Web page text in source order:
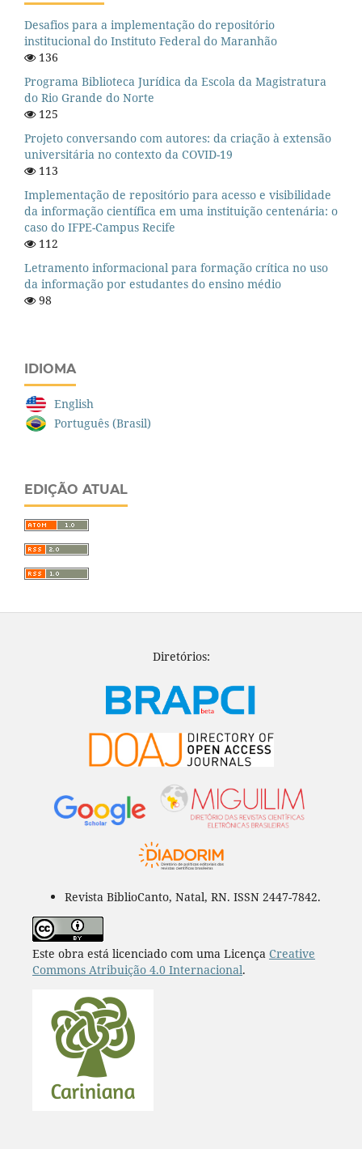
Desafios para a implementação do repositório
institucional do Instituto Federal do Maranhão
136
Programa Biblioteca Jurídica da Escola da Magistratura
do Rio Grande do Norte
125
Projeto conversando com autores: da criação à extensão
universitária no contexto da COVID-19
113
Implementação de repositório para acesso e visibilidade
da informação científica em uma instituição centenária: o
caso do IFPE-Campus Recife
112
Letramento informacional para formação crítica no uso
da informação por estudantes do ensino médio
98
IDIOMA
English
Português (Brasil)
EDIÇÃO ATUAL
Diretórios:
Revista BiblioCanto, Natal, RN. ISSN 2447-7842.
Este obra está licenciado com uma Licença Creative
Commons Atribuição 4.0 Internacional.